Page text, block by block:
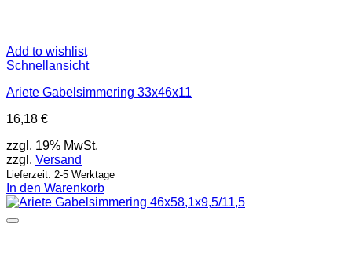
Add to wishlist
Schnellansicht
Ariete Gabelsimmering 33x46x11
16,18 €
zzgl. 19% MwSt.
zzgl. Versand
Lieferzeit: 2-5 Werktage
In den Warenkorb